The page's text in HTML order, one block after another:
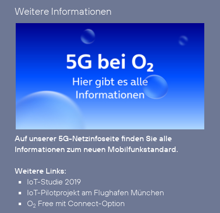
Weitere Informationen
Auf unserer 5G-Netzinfoseite finden Sie alle
Informationen zum neuen Mobilfunkstandard.
Weitere Links:
IoT-Studie 2019
IoT-Pilotprojekt am Flughafen München
O2 Free mit Connect-Option